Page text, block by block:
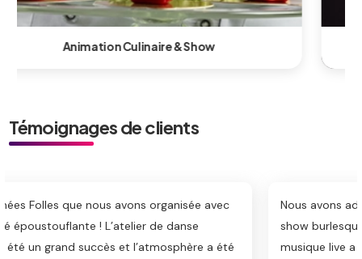
Animation Technologique & Innovante
Témoignages de clients
Nous avons adoré chaque instant de cette soirée ! Le
show burlesque a apporté une touche de glamour et la
musique live a transporté tout le monde dans les années